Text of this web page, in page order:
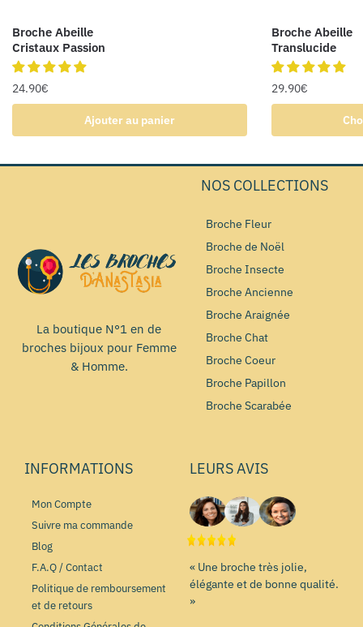
Broche Abeille
Cristaux Passion
24.90€
Ajouter au panier
Broche Abeille
Translucide
29.90€
La boutique N°1 en de
broches bijoux pour Femme
& Homme.
NOS COLLECTIONS
Broche Fleur
Broche de Noël
Broche Insecte
Broche Ancienne
Broche Araignée
Broche Chat
Broche Coeur
Broche Papillon
Broche Scarabée
INFORMATIONS
Mon Compte
Suivre ma commande
Blog
F.A.Q / Contact
Politique de remboursement
et de retours
LEURS AVIS
« Une broche très jolie,
élégante et de bonne qualité.
»